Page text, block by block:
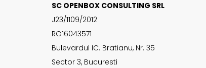
SC OPENBOX CONSULTING SRL
J23/1109/2012
RO16043571
Bulevardul IC. Bratianu, Nr. 35
Sector 3, Bucuresti